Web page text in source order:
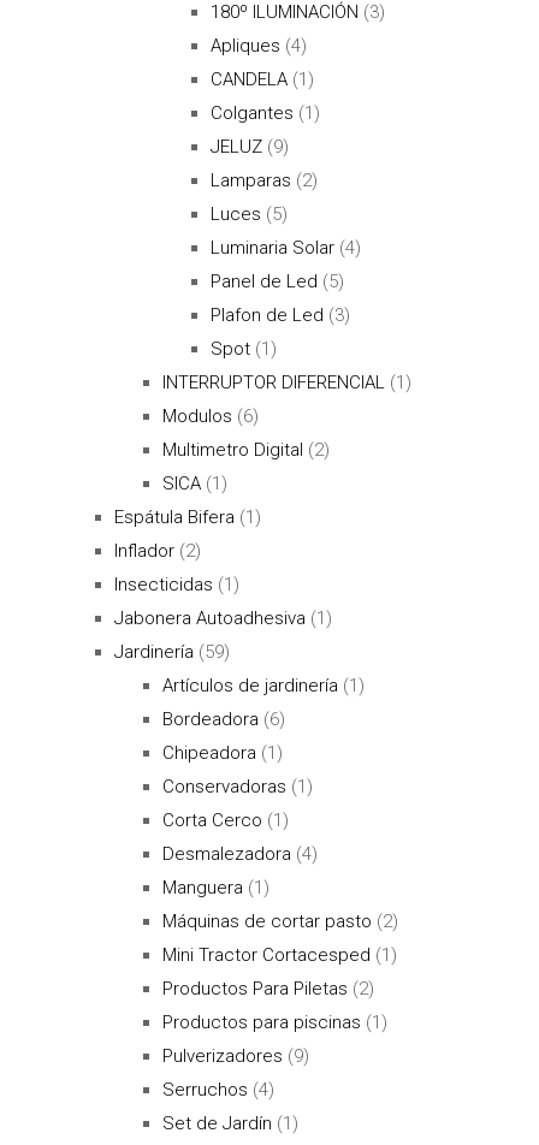
180º ILUMINACIÓN (3)
Apliques (4)
CANDELA (1)
Colgantes (1)
JELUZ (9)
Lamparas (2)
Luces (5)
Luminaria Solar (4)
Panel de Led (5)
Plafon de Led (3)
Spot (1)
INTERRUPTOR DIFERENCIAL (1)
Modulos (6)
Multimetro Digital (2)
SICA (1)
Espátula Bifera (1)
Inflador (2)
Insecticidas (1)
Jabonera Autoadhesiva (1)
Jardinería (59)
Artículos de jardinería (1)
Bordeadora (6)
Chipeadora (1)
Conservadoras (1)
Corta Cerco (1)
Desmalezadora (4)
Manguera (1)
Máquinas de cortar pasto (2)
Mini Tractor Cortacesped (1)
Productos Para Piletas (2)
Productos para piscinas (1)
Pulverizadores (9)
Serruchos (4)
Set de Jardín (1)